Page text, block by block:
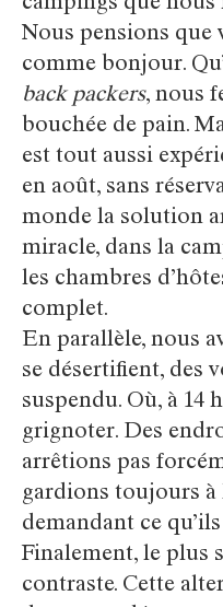
Nous pensions que
comme bonjour.
back­ packers, nous
bouchée de pain.
est tout aussi
en août, sans
monde la solution
miracle, dans la
les chambres
complet.
En parallèle, nous
se désertifient, des
suspendu. Où, à 14
grignoter. Des
arrêtions pas
gardions toujours à
demandant ce
Finalement, le plus
contraste. Cette